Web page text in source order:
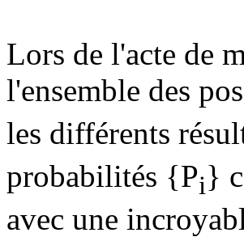
Lors de l'acte de
l'ensemble des
les différents
probabilités {Pi}
avec une